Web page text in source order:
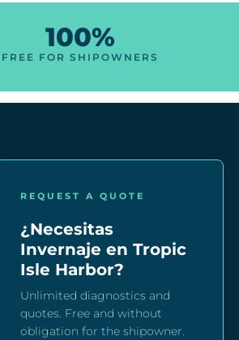
100%
FREE FOR SHIPOWNERS
REQUEST A QUOTE
¿Necesitas
Invernaje en Tropic
Isle Harbor?
Unlimited diagnostics and
quotes. Free and without
obligation for the shipowner.